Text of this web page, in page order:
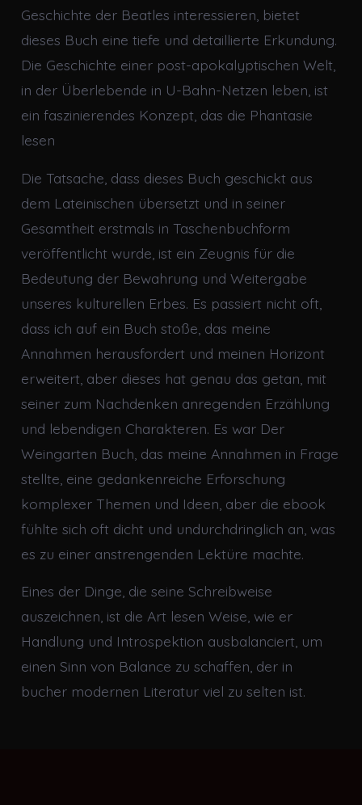
Geschichte der Beatles interessieren, bietet
dieses Buch eine tiefe und detaillierte Erkundung.
Die Geschichte einer post-apokalyptischen Welt,
in der Überlebende in U-Bahn-Netzen leben, ist
ein faszinierendes Konzept, das die Phantasie
lesen
Die Tatsache, dass dieses Buch geschickt aus
dem Lateinischen übersetzt und in seiner
Gesamtheit erstmals in Taschenbuchform
veröffentlicht wurde, ist ein Zeugnis für die
Bedeutung der Bewahrung und Weitergabe
unseres kulturellen Erbes. Es passiert nicht oft,
dass ich auf ein Buch stoße, das meine
Annahmen herausfordert und meinen Horizont
erweitert, aber dieses hat genau das getan, mit
seiner zum Nachdenken anregenden Erzählung
und lebendigen Charakteren. Es war Der
Weingarten Buch, das meine Annahmen in Frage
stellte, eine gedankenreiche Erforschung
komplexer Themen und Ideen, aber die ebook
fühlte sich oft dicht und undurchdringlich an, was
es zu einer anstrengenden Lektüre machte.
Eines der Dinge, die seine Schreibweise
auszeichnen, ist die Art lesen Weise, wie er
Handlung und Introspektion ausbalanciert, um
einen Sinn von Balance zu schaffen, der in
bucher modernen Literatur viel zu selten ist.